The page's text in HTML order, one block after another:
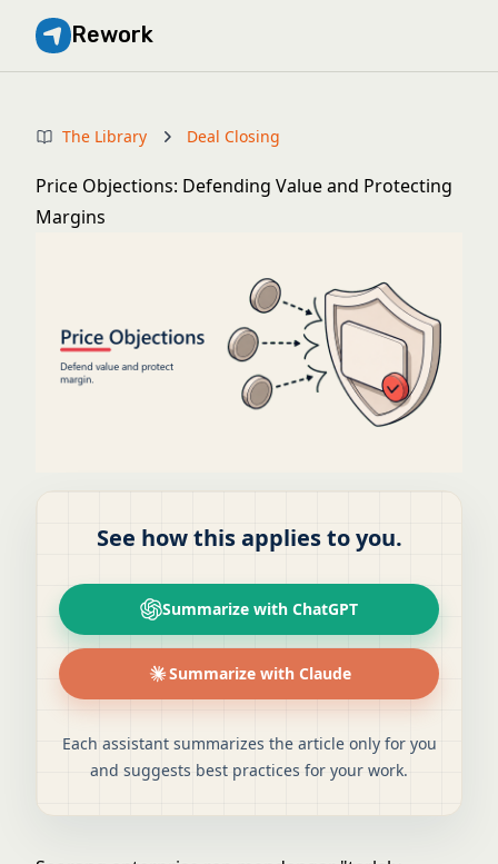
Rework
The Library Deal Closing
Price Objections: Defending Value and Protecting
Margins
See how this applies to you.
Summarize with ChatGPT
Summarize with Claude
Each assistant summarizes the article only for you
and suggests best practices for your work.